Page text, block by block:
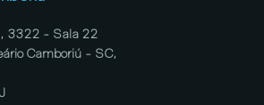
3322 - Sala 22
Camboriú - SC,